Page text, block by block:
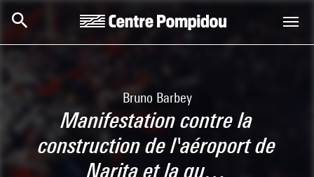
Bruno Barbey
Manifestation contre la
construction de l'aéroport de
Narita et la gu…